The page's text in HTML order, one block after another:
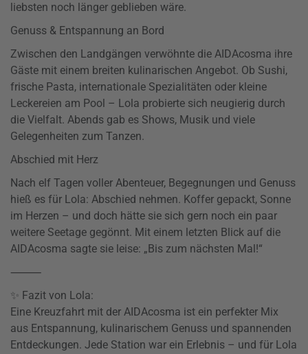
liebsten noch länger geblieben wäre.
Genuss & Entspannung an Bord
Zwischen den Landgängen verwöhnte die AIDAcosma ihre
Gäste mit einem breiten kulinarischen Angebot. Ob Sushi,
frische Pasta, internationale Spezialitäten oder kleine
Leckereien am Pool – Lola probierte sich neugierig durch
die Vielfalt. Abends gab es Shows, Musik und viele
Gelegenheiten zum Tanzen.
Abschied mit Herz
Nach elf Tagen voller Abenteuer, Begegnungen und Genuss
hieß es für Lola: Abschied nehmen. Koffer gepackt, Sonne
im Herzen – und doch hätte sie sich gern noch ein paar
weitere Seetage gegönnt. Mit einem letzten Blick auf die
AIDAcosma sagte sie leise: „Bis zum nächsten Mal!“
⸻
✨ Fazit von Lola:
Eine Kreuzfahrt mit der AIDAcosma ist ein perfekter Mix
aus Entspannung, kulinarischem Genuss und spannenden
Entdeckungen. Jede Station war ein Erlebnis – und für Lola